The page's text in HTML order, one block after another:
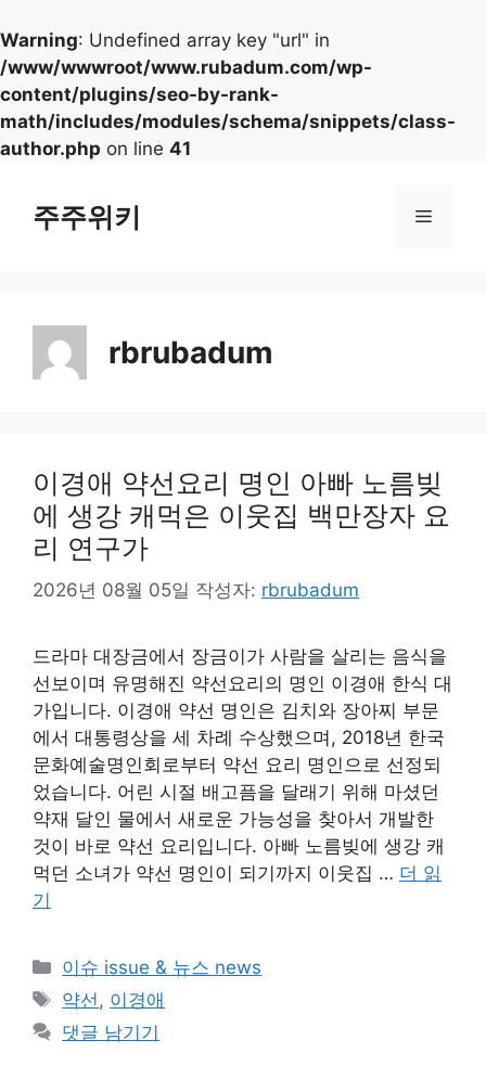
Warning: Undefined array key "url" in
/www/wwwroot/www.rubadum.com/wp-
content/plugins/seo-by-rank-
math/includes/modules/schema/snippets/class-
author.php on line 41
주주위키 메
rbrubadum
이경애 약선요리 명인 아빠 노름빚
에 생강 캐먹은 이웃집 백만장자 요
리 연구가
2026년 08월 05일 작성자: rbrubadum
드라마 대장금에서 장금이가 사람을 살리는 음식을
선보이며 유명해진 약선요리의 명인 이경애 한식 대
가입니다. 이경애 약선 명인은 김치와 장아찌 부문
에서 대통령상을 세 차례 수상했으며, 2018년 한국
문화예술명인회로부터 약선 요리 명인으로 선정되
었습니다. 어린 시절 배고픔을 달래기 위해 마셨던
약재 달인 물에서 새로운 가능성을 찾아서 개발한
것이 바로 약선 요리입니다. 아빠 노름빚에 생강 캐
먹던 소녀가 약선 명인이 되기까지 이웃집 … 더 읽
기
카
테
고
리
이슈 issue & 뉴스 news
태
그
약선 , 이경애
댓글 남기기